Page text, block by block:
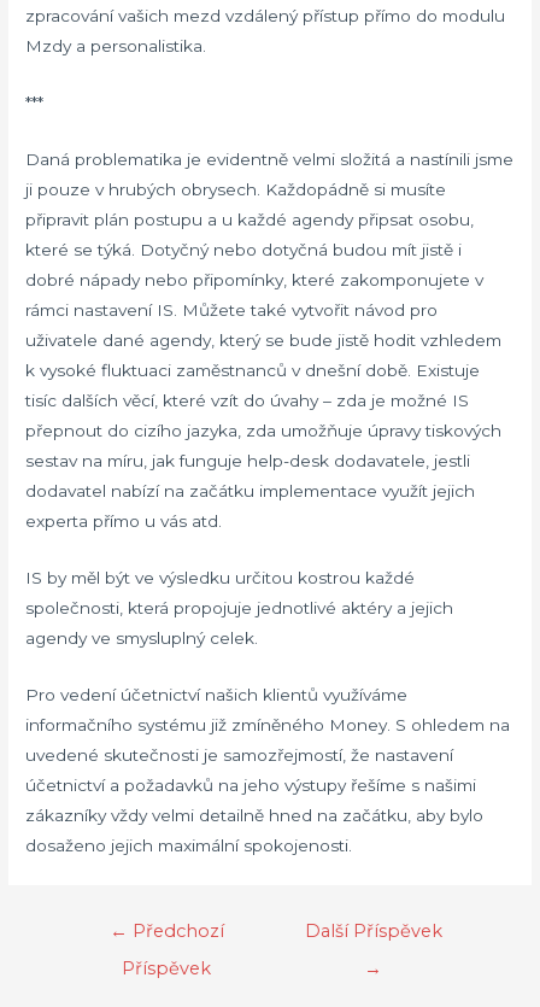
zpracování vašich mezd vzdálený přístup přímo do modulu
Mzdy a personalistika.
***
Daná problematika je evidentně velmi složitá a nastínili jsme
ji pouze v hrubých obrysech. Každopádně si musíte
připravit plán postupu a u každé agendy připsat osobu,
které se týká. Dotyčný nebo dotyčná budou mít jistě i
dobré nápady nebo připomínky, které zakomponujete v
rámci nastavení IS. Můžete také vytvořit návod pro
uživatele dané agendy, který se bude jistě hodit vzhledem
k vysoké fluktuaci zaměstnanců v dnešní době. Existuje
tisíc dalších věcí, které vzít do úvahy – zda je možné IS
přepnout do cizího jazyka, zda umožňuje úpravy tiskových
sestav na míru, jak funguje help-desk dodavatele, jestli
dodavatel nabízí na začátku implementace využít jejich
experta přímo u vás atd.
IS by měl být ve výsledku určitou kostrou každé
společnosti, která propojuje jednotlivé aktéry a jejich
agendy ve smysluplný celek.
Pro vedení účetnictví našich klientů využíváme
informačního systému již zmíněného Money. S ohledem na
uvedené skutečnosti je samozřejmostí, že nastavení
účetnictví a požadavků na jeho výstupy řešíme s našimi
zákazníky vždy velmi detailně hned na začátku, aby bylo
dosaženo jejich maximální spokojenosti.
Navigace
← Předchozí
Příspěvek
Další Příspěvek
→